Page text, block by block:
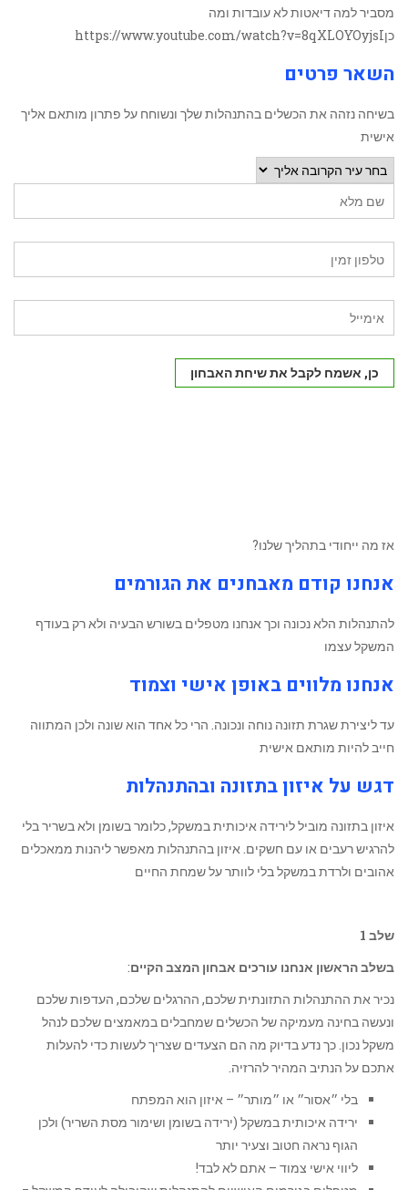
מסביר למה דיאטות לא עובדות ומה
כןhttps://www.youtube.com/watch?v=8qXLOYOyjsI
השאר פרטים
בשיחה נזהה את הכשלים בהתנהלות שלך ונשוחח על פתרון מותאם אליך
אישית
כן, אשמח לקבל את שיחת האבחון
אז מה ייחודי בתהליך שלנו?
אנחנו קודם מאבחנים את הגורמים
להתנהלות הלא נכונה וכך אנחנו מטפלים בשורש הבעיה ולא רק בעודף
המשקל עצמו
אנחנו מלווים באופן אישי וצמוד
עד ליצירת שגרת תזונה נוחה ונכונה. הרי כל אחד הוא שונה ולכן המתווה
חייב להיות מותאם אישית
דגש על איזון בתזונה ובהתנהלות
איזון בתזונה מוביל לירידה איכותית במשקל, כלומר בשומן ולא בשריר בלי
להרגיש רעבים או עם חשקים. איזון בהתנהלות מאפשר ליהנות ממאכלים
אהובים ולרדת במשקל בלי לוותר על שמחת החיים
שלב 1
בשלב הראשון אנחנו עורכים אבחון המצב הקיים:
נכיר את ההתנהלות התזונתית שלכם, ההרגלים שלכם, העדפות שלכם
ונעשה בחינה מעמיקה של הכשלים שמחבלים במאמצים שלכם לנהל
משקל נכון. כך נדע בדיוק מה הם הצעדים שצריך לעשות כדי להעלות
אתכם על הנתיב המהיר להרזיה.
בלי ״אסור״ או ״מותר״ – איזון הוא המפתח
ירידה איכותית במשקל (ירידה בשומן ושימור מסת השריר) ולכן
הגוף נראה חטוב וצעיר יותר
ליווי אישי צמוד – אתם לא לבד!